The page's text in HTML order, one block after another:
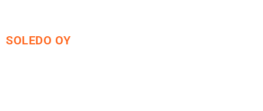
SOLEDO OY